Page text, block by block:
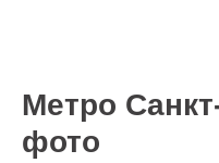
Метро
фото